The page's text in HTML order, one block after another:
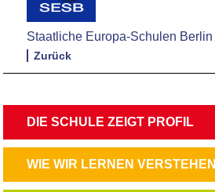
Staatliche Europa-Schulen Berlin
Zurück
NAVIGATION
ÜBERSPRINGEN
DIE SCHULE ZEIGT PROFIL
NAVIGATION
ÜBERSPRINGEN
WIE WIR LERNEN VERSTEHEN